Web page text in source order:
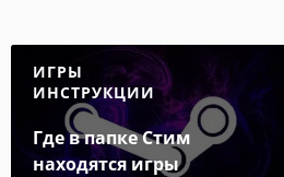
ИГРЫ
ИНСТРУКЦИИ
Где в папке Стим
находятся игры